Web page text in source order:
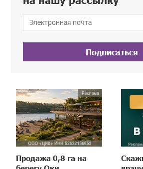
Подписаться
Продажа 0,8 га на